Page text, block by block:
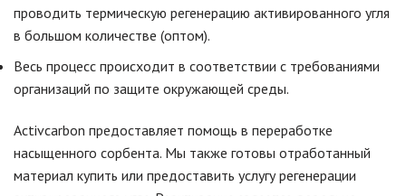
проводить термическую регенерацию активированного угля
в большом количестве (оптом).
Весь процесс происходит в соответствии с требованиями
организаций по защите окружающей среды.
Activcarbon предоставляет помощь в переработке
насыщенного сорбента. Мы также готовы отработанный
материал купить или предоставить услугу регенерации